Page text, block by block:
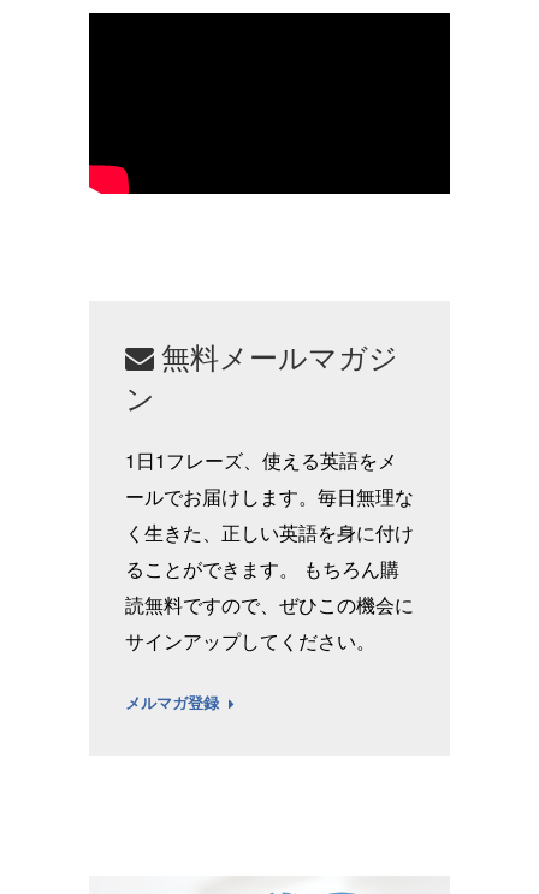
無料メールマガジ
ン
1日1フレーズ、使える英語をメ
ールでお届けします。毎日無理な
く生きた、正しい英語を身に付け
ることができます。 もちろん購
読無料ですので、ぜひこの機会に
サインアップしてください。
メルマガ登録